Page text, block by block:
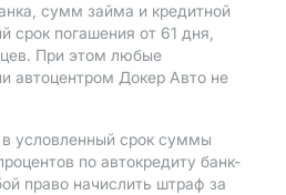
сумм займа и кредитной
погашения от 61 дня,
При этом любые
автоцентром Докер Авто не
условленный срок суммы
по автокредиту банк-
право начислить штраф за